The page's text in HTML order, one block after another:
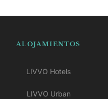
ALOJAMIENTOS
LIVVO Hotels
LIVVO Urban